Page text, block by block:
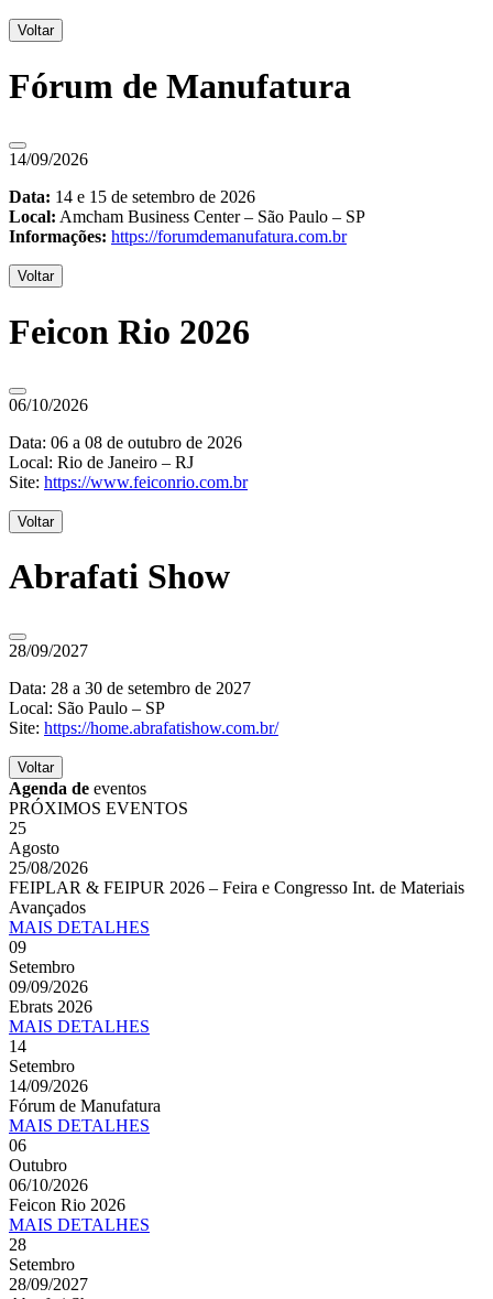
Voltar
Fórum de Manufatura
14/09/2026
Data: 14 e 15 de setembro de 2026
Local: Amcham Business Center – São Paulo – SP
Informações: https://forumdemanufatura.com.br
Voltar
Feicon Rio 2026
06/10/2026
Data: 06 a 08 de outubro de 2026
Local: Rio de Janeiro – RJ
Site: https://www.feiconrio.com.br
Voltar
Abrafati Show
28/09/2027
Data: 28 a 30 de setembro de 2027
Local: São Paulo – SP
Site: https://home.abrafatishow.com.br/
Voltar
Agenda de eventos
PRÓXIMOS EVENTOS
25
Agosto
25/08/2026
FEIPLAR & FEIPUR 2026 – Feira e Congresso Int. de Materiais
Avançados
MAIS DETALHES
09
Setembro
09/09/2026
Ebrats 2026
MAIS DETALHES
14
Setembro
14/09/2026
Fórum de Manufatura
MAIS DETALHES
06
Outubro
06/10/2026
Feicon Rio 2026
MAIS DETALHES
28
Setembro
28/09/2027